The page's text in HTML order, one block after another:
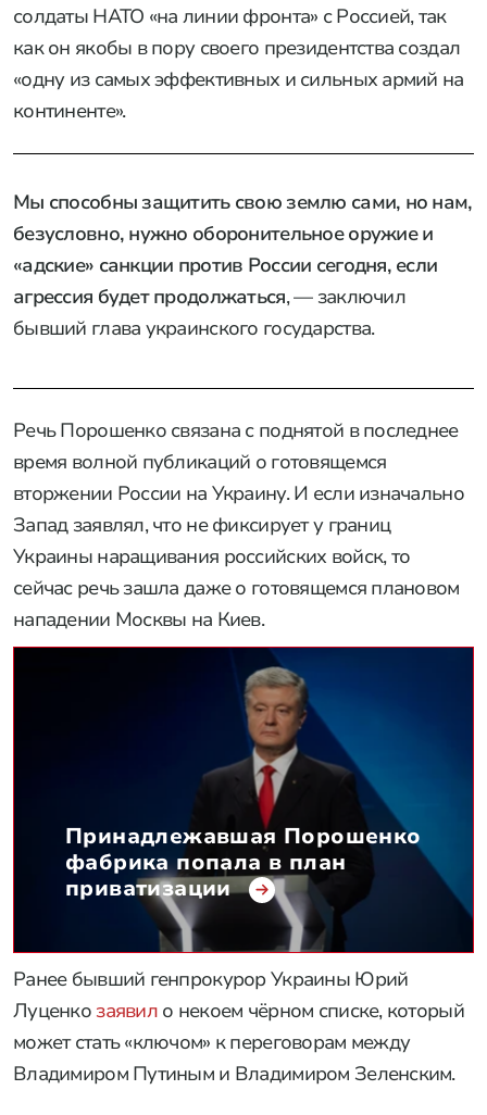
солдаты НАТО «на линии фронта» с Россией, так
как он якобы в пору своего президентства создал
«одну из самых эффективных и сильных армий на
континенте».
Мы способны защитить свою землю сами, но нам,
безусловно, нужно оборонительное оружие и
«адские» санкции против России сегодня, если
агрессия будет продолжаться, — заключил
бывший глава украинского государства.
Речь Порошенко связана с поднятой в последнее
время волной публикаций о готовящемся
вторжении России на Украину. И если изначально
Запад заявлял, что не фиксирует у границ
Украины наращивания российских войск, то
сейчас речь зашла даже о готовящемся плановом
нападении Москвы на Киев.
Принадлежавшая Порошенко
фабрика попала в план
приватизации
Ранее бывший генпрокурор Украины Юрий
Луценко заявило некоем чёрном списке, который
может стать «ключом» к переговорам между
Владимиром Путиным и Владимиром Зеленским.